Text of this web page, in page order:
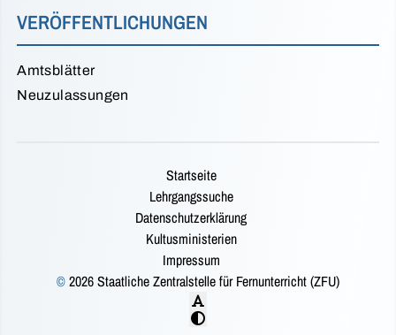
VERÖFFENTLICHUNGEN
Amtsblätter
Neuzulassungen
Startseite
Lehrgangssuche
Datenschutzerklärung
Kultusministerien
Impressum
©2026 Staatliche Zentralstelle für Fernunterricht (ZFU)